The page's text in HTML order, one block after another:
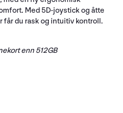
Med 5D-joystick og åtte
får du rask og intuitiv kontroll.
enn 512GB